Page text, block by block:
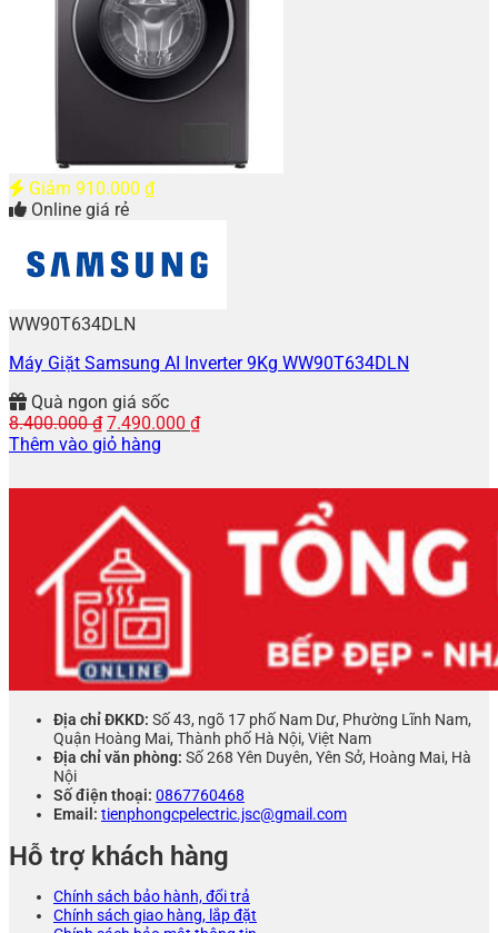
Giảm 910.000 ₫
Online giá rẻ
WW90T634DLN
Máy Giặt Samsung AI Inverter 9Kg WW90T634DLN
Quà ngon giá sốc
8.400.000₫ Giá
gốc
8.400.000 ₫.
7.490.000 ₫Giá
là:
Thêm vào giỏ hàng
Địa chỉ ĐKKD: Số 43, ngõ 17 phố Nam Dư, Phường Lĩnh Nam,
Quận Hoàng Mai, Thành phố Hà Nội, Việt Nam
Địa chỉ văn phòng: Số 268 Yên Duyên, Yên Sở, Hoàng Mai, Hà
Nội
Số điện thoại: 0867760468
Email: tienphongcpelectric.jsc@gmail.com
Hỗ trợ khách hàng
Chính sách bảo hành, đổi trả
Chính sách giao hàng, lắp đặt